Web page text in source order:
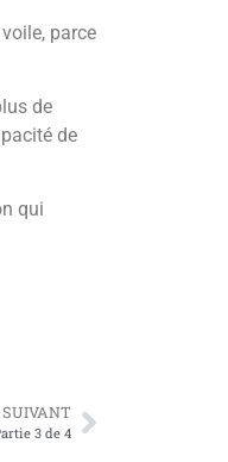
parce
de
de
qui
SUIVANT
3 de 4